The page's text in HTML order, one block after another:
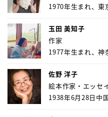
1970年生まれ、
玉田 美知子
作家
1977年生まれ、
佐野 洋子
絵本作家・エッセ
1938年6月28日中